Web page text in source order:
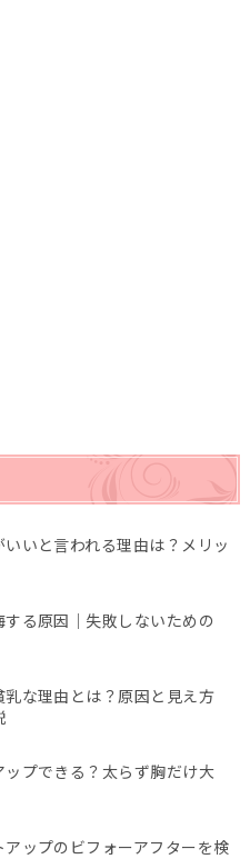
いと言われる理由は？メリッ
る原因｜失敗しないための
な理由とは？原因と見え方
プできる？太らず胸だけ大
アップのビフォーアフターを検